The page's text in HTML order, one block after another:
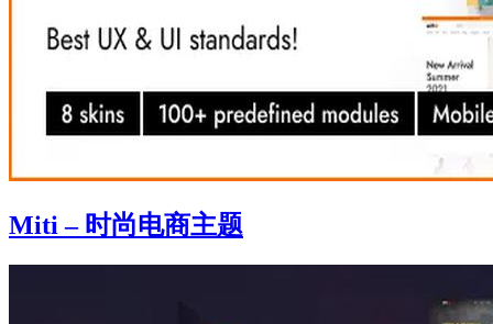
Miti – 时尚电商主题